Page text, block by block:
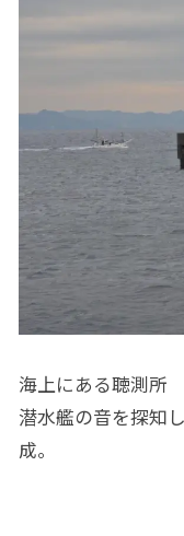
海上にある聴測所
潜水艦の音を探知
成。